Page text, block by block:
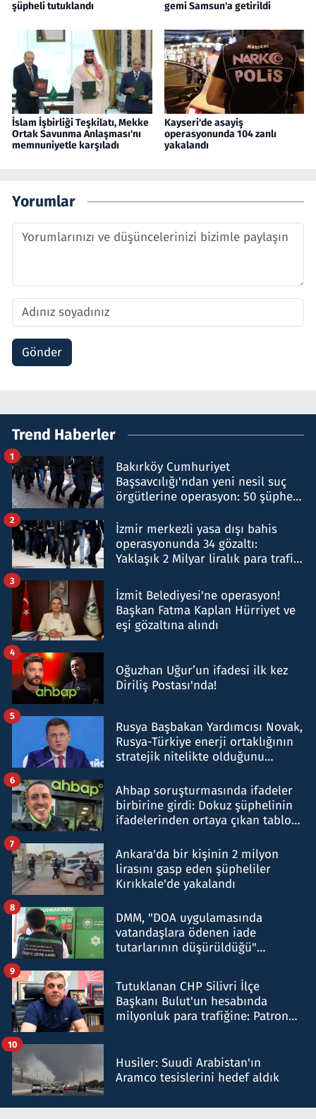
şüpheli tutuklandı
gemi Samsun'a getirildi
İslam İşbirliği Teşkilatı, Mekke
Ortak Savunma Anlaşması'nı
memnuniyetle karşıladı
Kayseri'de asayiş
operasyonunda 104 zanlı
yakalandı
Yorumlar
Gönder
Trend Haberler
Bakırköy Cumhuriyet
Başsavcılığı'ndan yeni nesil suç
örgütlerine operasyon: 50 şüpheli
1
İzmir merkezli yasa dışı bahis
operasyonunda 34 gözaltı:
Yaklaşık 2 Milyar liralık para trafiği
2
İzmit Belediyesi'ne operasyon!
Başkan Fatma Kaplan Hürriyet ve
eşi gözaltına alındı
3
Oğuzhan Uğur’un ifadesi ilk kez
Diriliş Postası'nda!
4
Rusya Başbakan Yardımcısı Novak,
Rusya-Türkiye enerji ortaklığının
stratejik nitelikte olduğunu
5
Ahbap soruşturmasında ifadeler
birbirine girdi: Dokuz şüphelinin
ifadelerinden ortaya çıkan tablo
6
Ankara'da bir kişinin 2 milyon
lirasını gasp eden şüpheliler
Kırıkkale'de yakalandı
7
DMM, "DOA uygulamasında
vatandaşlara ödenen iade
tutarlarının düşürüldüğü"
8
Tutuklanan CHP Silivri İlçe
Başkanı Bulut'un hesabında
milyonluk para trafiğine: Patron
9
Husiler: Suudi Arabistan'ın
Aramco tesislerini hedef aldık
10